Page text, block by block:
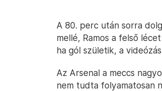
A 80. perc után sorra
mellé, Ramos a felső
ha gól születik, a
Az Arsenal a meccs
nem tudta folyamatosan